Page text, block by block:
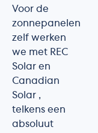
Voor de
zonnepanelen
zelf werken
we met REC
Solar en
Canadian
Solar ,
telkens een
absoluut